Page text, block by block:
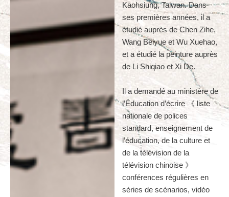
Kaohsiung, Taiwan. Dans
ses premières années, il a
étudié auprès de Chen Zihe,
Wang Beiyue et Wu Xuehao,
et a étudié la peinture auprès
de Li Shiqiao et Xi De.
Il a demandé au ministère de
l’Éducation d’écrire 《 liste
nationale de polices
standard, enseignement de
l’éducation, de la culture et
de la télévision de la
télévision chinoise 》
conférences régulières en
séries de scénarios, vidéo